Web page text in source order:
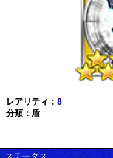
レアリティ： 8
分類：盾